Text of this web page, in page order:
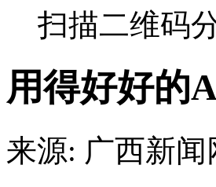
扫描二维码
用得好好的
来源: 广西新闻